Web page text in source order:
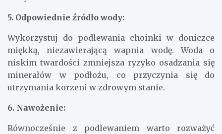
5. Odpowiednie źródło wody:
Wykorzystuj do podlewania choinki w doniczce
miękką, niezawierającą wapnia wodę. Woda o
niskim twardości zmniejsza ryzyko osadzania się
minerałów w podłożu, co przyczynia się do
utrzymania korzeni w zdrowym stanie.
6. Nawożenie:
Równocześnie z podlewaniem warto rozważyć